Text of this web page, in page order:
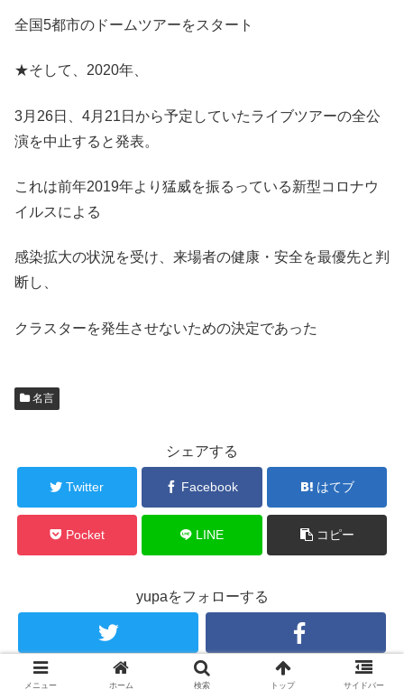
全国5都市のドームツアーをスタート
★そして、2020年、
3月26日、4月21日から予定していたライブツアーの全公
演を中止すると発表。
これは前年2019年より猛威を振るっている新型コロナウ
イルスによる
感染拡大の状況を受け、来場者の健康・安全を最優先と判
断し、
クラスターを発生させないための決定であった
名言
シェアする
Twitter Facebook はてブ
Pocket LINE コピー
yupaをフォローする
メニュー ホーム 検索 トップ サイドバー